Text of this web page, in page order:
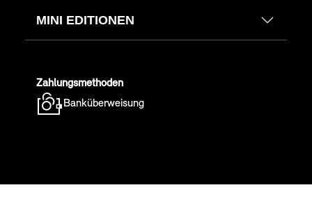
MINI EDITIONEN
Zahlungsmethoden
Banküberweisung